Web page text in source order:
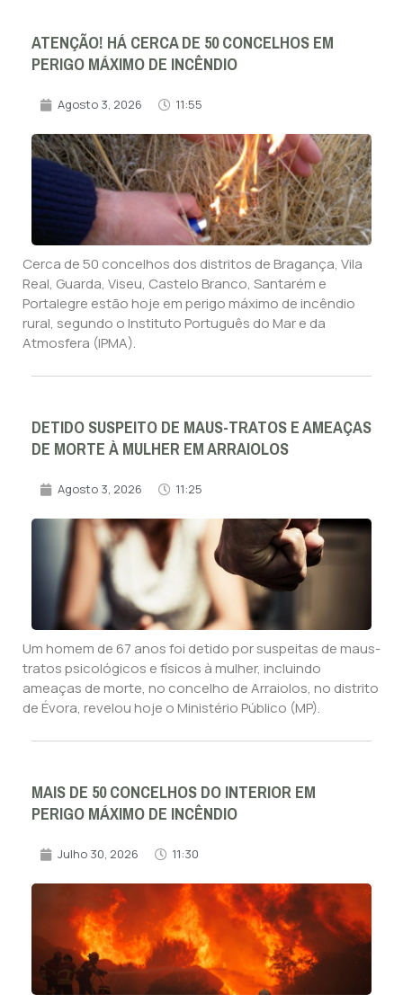
ATENÇÃO! HÁ CERCA DE 50 CONCELHOS EM
PERIGO MÁXIMO DE INCÊNDIO
Agosto 3, 2026 11:55
Cerca de 50 concelhos dos distritos de Bragança, Vila
Real, Guarda, Viseu, Castelo Branco, Santarém e
Portalegre estão hoje em perigo máximo de incêndio
rural, segundo o Instituto Português do Mar e da
Atmosfera (IPMA).
DETIDO SUSPEITO DE MAUS-TRATOS E AMEAÇAS
DE MORTE À MULHER EM ARRAIOLOS
Agosto 3, 2026 11:25
Um homem de 67 anos foi detido por suspeitas de maus-
tratos psicológicos e físicos à mulher, incluindo
ameaças de morte, no concelho de Arraiolos, no distrito
de Évora, revelou hoje o Ministério Público (MP).
MAIS DE 50 CONCELHOS DO INTERIOR EM
PERIGO MÁXIMO DE INCÊNDIO
Julho 30, 2026 11:30